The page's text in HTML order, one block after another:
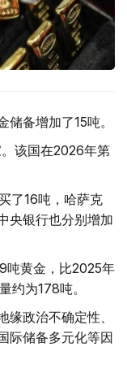
备增加了15吨。
该国在2026年第
了16吨，哈萨克
央银行也分别增加
吨黄金，比2025年
约为178吨。
政治不确定性、
际储备多元化等因